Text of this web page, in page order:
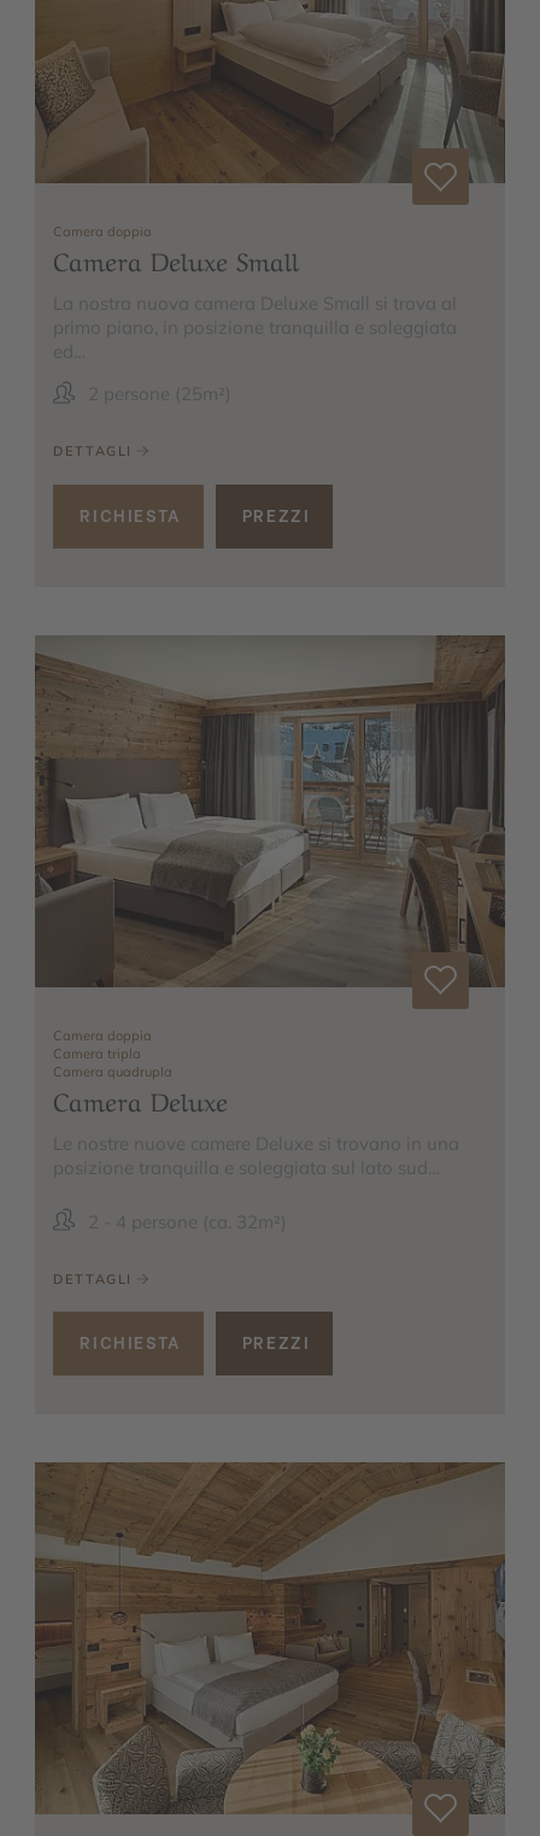
Camera doppia
Camera Deluxe Small
La nostra nuova camera Deluxe Small si trova al
primo piano, in posizione tranquilla e soleggiata
ed…
2 persone (25m²)
DETTAGLI
RICHIESTA PREZZI
Camera doppia
Camera tripla
Camera quadrupla
Camera Deluxe
Le nostre nuove camere Deluxe si trovano in una
posizione tranquilla e soleggiata sul lato sud…
2 - 4 persone (ca. 32m²)
DETTAGLI
RICHIESTA PREZZI